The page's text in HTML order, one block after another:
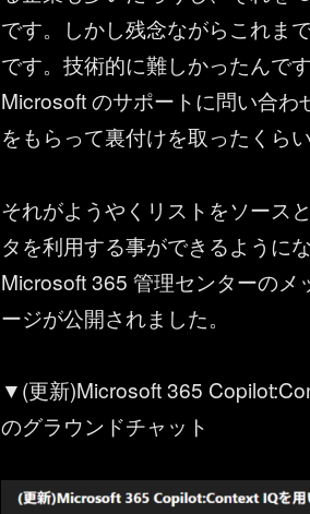
です。しかし残念ながらこれま
です。技術的に難しかったんで
Microsoft のサポートに問い合
をもらって裏付けを取ったくらい
それがようやくリストをソース
タを利用する事ができるように
Microsoft 365 管理センターのメ
ージが公開されました。
▼(更新)Microsoft 365
のグラウンドチャット